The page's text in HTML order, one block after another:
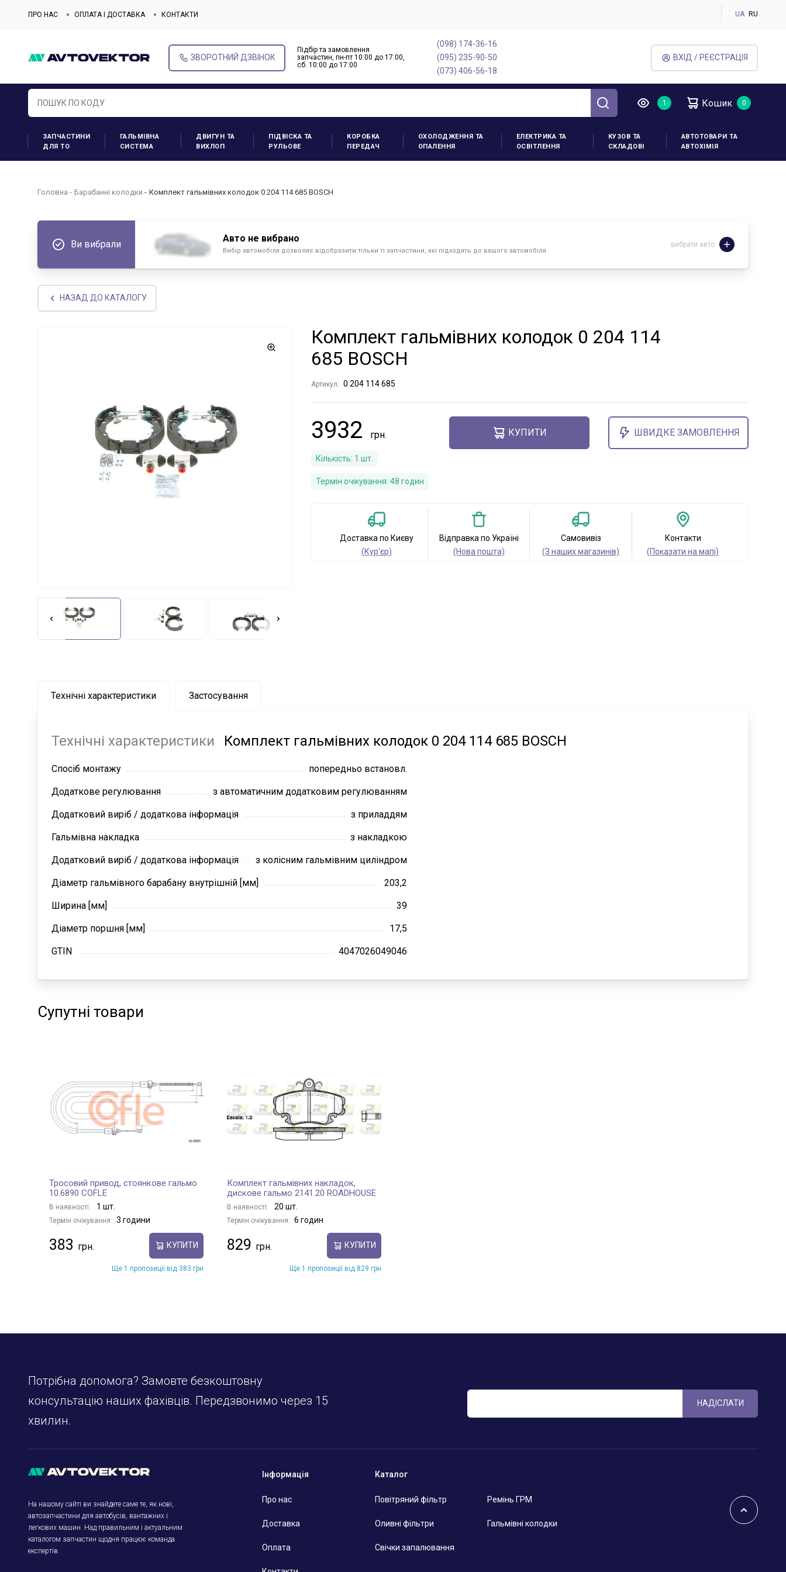
ПРО НАС ОПЛАТА І ДОСТАВКА КОНТАКТИ UA RU
ЗВОРОТНИЙ ДЗВІНОК
Підбір та замовлення
запчастин, пн-пт 10:00 до 17:00,
cб. 10:00 до 17:00
(098) 174-36-16
(095) 235-90-50
(073) 406-56-18
ВХІД / РЕЄСТРАЦІЯ
Кошик
ЗАПЧАСТИНИ
ДЛЯ ТО
ГАЛЬМІВНА
СИСТЕМА
ДВИГУН ТА
ВИХЛОП
ПІДВІСКА ТА
РУЛЬОВЕ
КОРОБКА
ПЕРЕДАЧ
ОХОЛОДЖЕННЯ ТА
ОПАЛЕННЯ
ЕЛЕКТРИКА ТА
ОСВІТЛЕННЯ
КУЗОВ ТА
СКЛАДОВІ
АВТОТОВАРИ ТА
АВТОХІМІЯ
Головна Барабанні колодки Комплект гальмівних колодок 0 204 114 685 BOSCH
Ви вибрали
Авто не вибрано
Вибір автомобіля дозволяє відобразити тільки ті запчастини, які підходять до вашого автомобіля
вибрати авто
НАЗАД ДО КАТАЛОГУ
Комплект гальмівних колодок 0 204 114
685 BOSCH
Артикул: 0 204 114 685
3932
Кількість: 1 шт.
Термін очікування: 48 годин
КУПИТИ ШВИДКЕ ЗАМОВЛЕННЯ
Доставка по Києву
(Кур'єр)
Відправка по Україні
(Нова пошта)
Самовивіз
(З наших магазинів)
Контакти
(Показати на мапі)
Технічні характеристики Застосування
Технічні характеристики Комплект гальмівних колодок 0 204 114 685 BOSCH
Спосіб монтажу попередньо встановл.
Додаткове регулювання з автоматичним додатковим регулюванням
Додатковий виріб / додаткова інформація з приладдям
Гальмівна накладка з накладкою
Додатковий виріб / додаткова інформація з колісним гальмівним циліндром
Діаметр гальмівного барабану внутрішній [мм] 203,2
Ширина [мм] 39
Діаметр поршня [мм] 17,5
GTIN 4047026049046
Супутні товари
Тросовий привод, стоянкове гальмо
10.6890 COFLE
В наявності: 1 шт.
Термін очікування: 3 години
383 КУПИТИ
Ще 1 пропозиції від 383 грн
Комплект гальмівних накладок,
дискове гальмо 2141.20 ROADHOUSE
В наявності: 20 шт.
Термін очікування: 6 годин
829 КУПИТИ
Ще 1 пропозиції від 829 грн
Потрібна допомога? Замовте безкоштовну
консультацію наших фахівців. Передзвонимо через 15
хвилин.
НАДІСЛАТИ
На нашому сайті ви знайдете саме те, як нові,
автозапчастини для автобусів, вантажних і
легкових машин. Над правильним і актуальним
каталогом запчастин щодня працює команда
експертів.
Інформація
Про нас
Доставка
Оплата
Каталог
Повітряний фільтр
Оливні фільтри
Свічки запалювання
Ремінь ГРМ
Гальмівні колодки